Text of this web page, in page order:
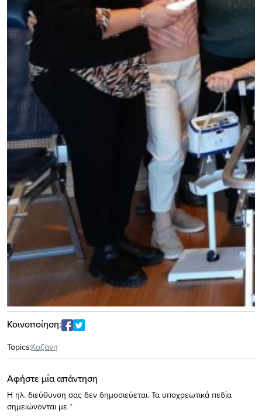
Κοινοποίηση:
Topics:Κοζάνη
Αφήστε μία απάντηση
Η ηλ. διεύθυνση σας δεν δημοσιεύεται. Τα υποχρεωτικά πεδία
σημειώνονται με *